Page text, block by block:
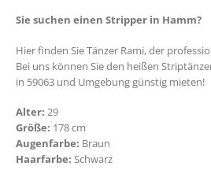
Sie suchen einen Stripper in Hamm?
Hier finden Sie Tänzer Rami, der
Bei uns können Sie den heißen
in 59063 und Umgebung günstig mieten!
Alter: 29
Größe: 178 cm
Augenfarbe: Braun
Haarfarbe: Schwarz